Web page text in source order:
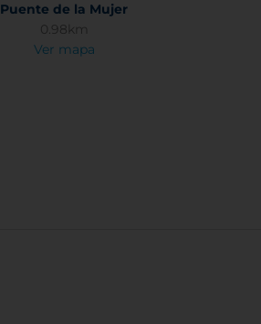
Puente de la Mujer
0.98km
Ver mapa